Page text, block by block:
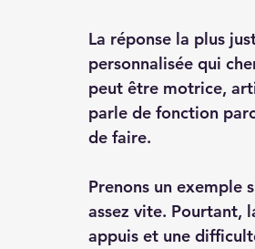
La réponse la plus
personnalisée qui
peut être motrice,
parle de fonction
de faire.
Prenons un exemple
assez vite. Pourtant,
appuis et une